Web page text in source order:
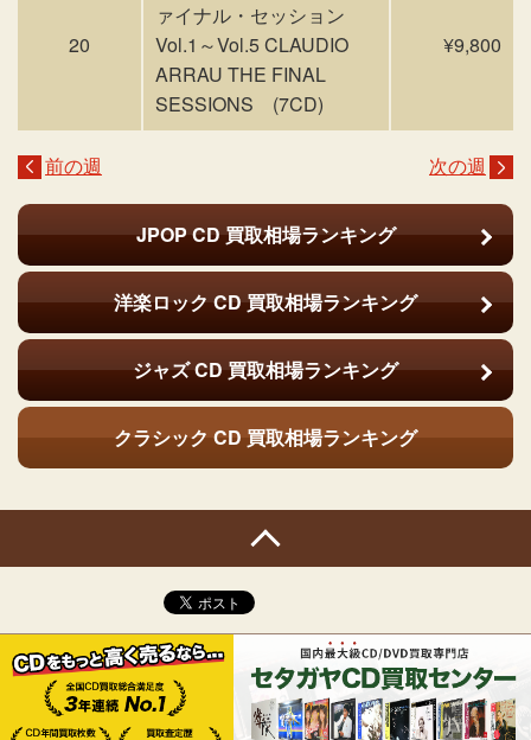
20
ァイナル・セッション
Vol.1～Vol.5 CLAUDIO
ARRAU THE FINAL
SESSIONS (7CD)
¥9,800
前の週 次の週
JPOP CD買取相場ランキング
洋楽ロック CD買取相場ランキング
ジャズ CD買取相場ランキング
クラシック CD 買取相場ランキング